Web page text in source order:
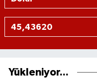
Yükleniyor...